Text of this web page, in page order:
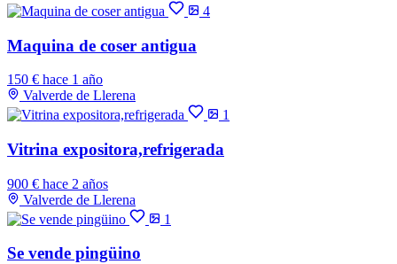
4
Maquina de coser antigua
150 € hace 1 año
Valverde de Llerena
1
Vitrina expositora,refrigerada
900 € hace 2 años
Valverde de Llerena
1
Se vende pingüino